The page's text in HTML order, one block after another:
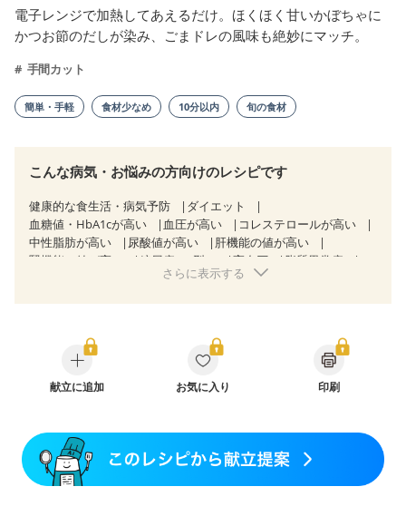
電子レンジで加熱してあえるだけ。ほくほく甘いかぼちゃに
かつお節のだしが染み、ごまドレの風味も絶妙にマッチ。
手間カット
簡単・手軽 食材少なめ 10分以内 旬の食材
こんな病気・お悩みの方向けのレシピです
健康的な食生活・病気予防
ダイエット
血糖値・HbA1cが高い
血圧が高い
コレステロールが高い
中性脂肪が高い
尿酸値が高い
肝機能の値が高い
腎機能の値が高い
糖尿病（2型） 高血圧
脂質異常症
狭心症 心筋梗塞
糖尿病性腎症（第１期）
糖尿病性腎症（第２期）
糖尿病性腎症（第３期）
CKD（ステージ１）
CKD（ステージ２）
CKD（ステージ３a）
乳がん治療を終えた方・経過観察中の方など
飲み込みにくい
味の感じ方が変わった
食欲がない
妊娠中(初期)
さらに表示する
献立に追加 お気に入り 印刷